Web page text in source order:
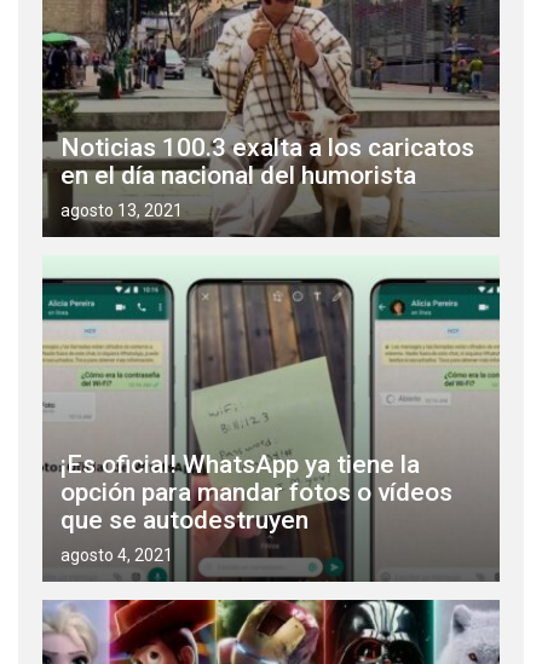
Noticias 100.3 exalta a los caricatos
en el día nacional del humorista
agosto 13, 2021
¡Es oficial! WhatsApp ya tiene la
opción para mandar fotos o vídeos
que se autodestruyen
agosto 4, 2021